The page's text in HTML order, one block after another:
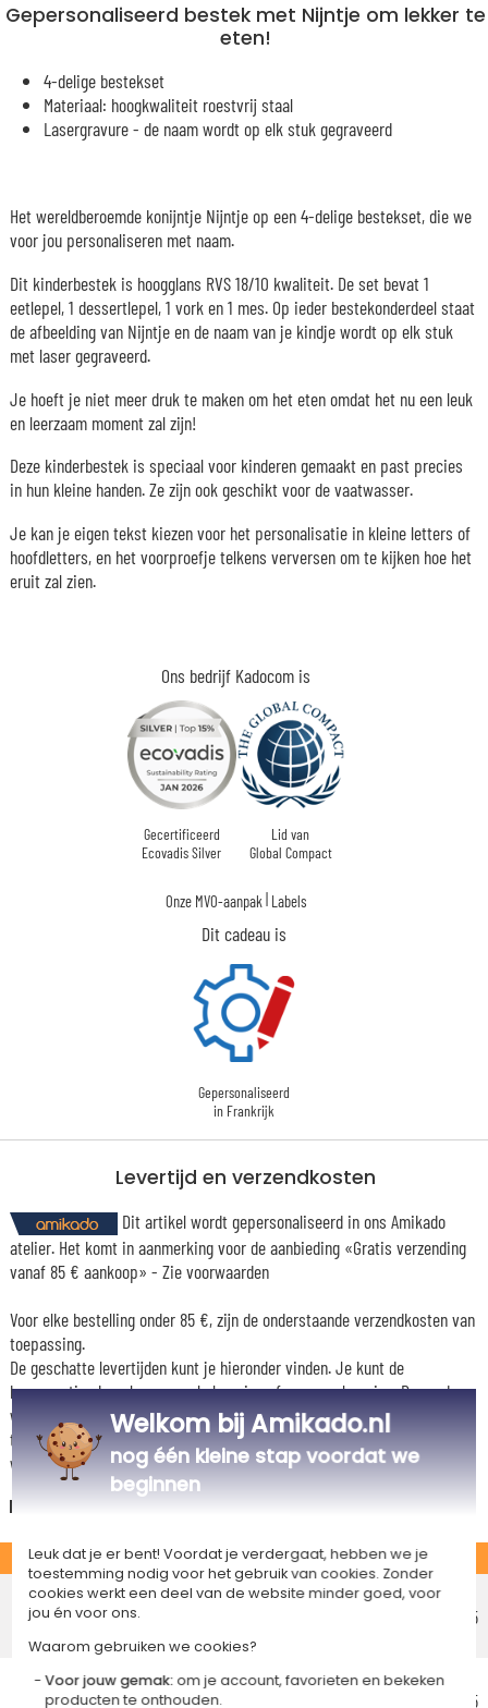
Gepersonaliseerd bestek met Nijntje om lekker te
eten!
4-delige bestekset
Materiaal: hoogkwaliteit roestvrij staal
Lasergravure - de naam wordt op elk stuk gegraveerd
Ons bedrijf Kadocom is
Gecertificeerd
Ecovadis Silver
Lid van
Global Compact
Onze MVO-aanpak | Labels
Dit cadeau is
Gepersonaliseerd
in Frankrijk
Het wereldberoemde konijntje Nijntje op een 4-delige bestekset, die we
voor jou personaliseren met naam.
Dit kinderbestek is hoogglans RVS 18/10 kwaliteit. De set bevat 1
eetlepel, 1 dessertlepel, 1 vork en 1 mes. Op ieder bestekonderdeel staat
de afbeelding van Nijntje en de naam van je kindje wordt op elk stuk
met laser gegraveerd.
Je hoeft je niet meer druk te maken om het eten omdat het nu een leuk
en leerzaam moment zal zijn!
Deze kinderbestek is speciaal voor kinderen gemaakt en past precies
in hun kleine handen. Ze zijn ook geschikt voor de vaatwasser.
Je kan je eigen tekst kiezen voor het personalisatie in kleine letters of
hoofdletters, en het voorproefje telkens verversen om te kijken hoe het
eruit zal zien.
Levertijd en verzendkosten
Dit artikel wordt gepersonaliseerd in ons Amikado
atelier. Het komt in aanmerking voor de aanbieding «Gratis verzending
vanaf 85 € aankoop» - Zie voorwaarden
Voor elke bestelling onder 85 €, zijn de onderstaande verzendkosten van
toepassing.
De geschatte levertijden kunt je hieronder vinden. Je kunt de
bezorgopties bepalen: normale levering of express levering. Per cadeau
worden de mogelijke leveropties weergegeven op de artikelpagina en
tijdens de stappen van je winkelwagen. (Als je het geld overmaakt, houd
wel rekening met 3-4 dagen extra levertijd van je cadeau.)
Nederland
STANDAARD
Voordelig afhaalpunt
Vrijdag 14 augustus 2026
€ 5,25
Voordelig thuisbezorging
Geschatte afleverdatum
€ 5,95
Welkom bij Amikado.nl
nog één kleine stap voordat we
beginnen
Leuk dat je er bent! Voordat je verdergaat, hebben we je
toestemming nodig voor het gebruik van cookies. Zonder
cookies werkt een deel van de website minder goed, voor
jou én voor ons.
Waarom gebruiken we cookies?
Voor jouw gemak:om je account, favorieten en bekeken
producten te onthouden.